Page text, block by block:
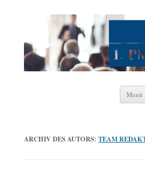
1.
Menü
ARCHIV DES AUTORS: TEAM